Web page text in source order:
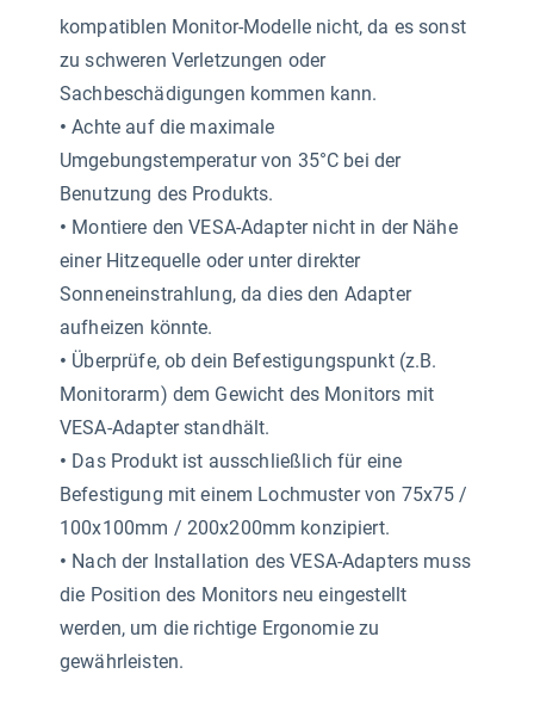
kompatiblen Monitor-Modelle nicht, da es sonst
zu schweren Verletzungen oder
Sachbeschädigungen kommen kann.
• Achte auf die maximale
Umgebungstemperatur von 35°C bei der
Benutzung des Produkts.
• Montiere den VESA-Adapter nicht in der Nähe
einer Hitzequelle oder unter direkter
Sonneneinstrahlung, da dies den Adapter
aufheizen könnte.
• Überprüfe, ob dein Befestigungspunkt (z.B.
Monitorarm) dem Gewicht des Monitors mit
VESA-Adapter standhält.
• Das Produkt ist ausschließlich für eine
Befestigung mit einem Lochmuster von 75x75 /
100x100mm / 200x200mm konzipiert.
• Nach der Installation des VESA-Adapters muss
die Position des Monitors neu eingestellt
werden, um die richtige Ergonomie zu
gewährleisten.